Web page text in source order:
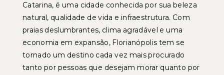
Catarina, é uma cidade conhecida por sua beleza
natural, qualidade de vida e infraestrutura. Com
praias deslumbrantes, clima agradável e uma
economia em expansão, Florianópolis tem se
tornado um destino cada vez mais procurado
tanto por pessoas que desejam morar quanto por